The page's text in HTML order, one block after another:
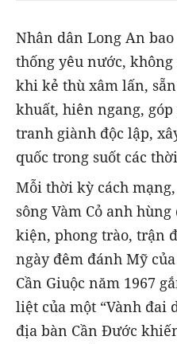
Nhân dân Long An
thống yêu nước,
khi kẻ thù xâm lấn,
khuất, hiên ngang,
tranh giành độc lập,
quốc trong suốt các
Mỗi thời kỳ cách
sông Vàm Cỏ anh
kiện, phong trào, trận
ngày đêm đánh Mỹ
Cần Giuộc năm 1967
liệt của một “Vành đai
địa bàn Cần Đước